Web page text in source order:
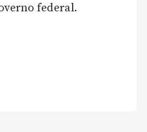
federal.